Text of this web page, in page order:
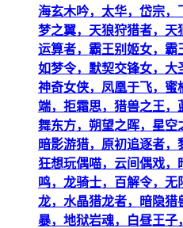
海玄木吟，太华，岱宗，
梦之翼，天狼狩猎者，天
运算者，霸王别姬女，霸
如梦令，默契交锋女，大
神奇女侠，凤凰于飞，蜜
端，拒霜思，猎兽之王，
舞东方，朔望之晖，星空
暗影游猎，原初追逐者，
狂想玩偶喵，云间偶戏，
鸣，龙骑士，百解令，
龙，水晶猎龙者，暗隐猎
暴，地狱岩魂，白昼王子